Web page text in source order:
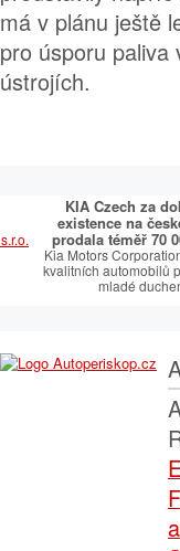
má v plánu ještě
pro úsporu
ústrojích.
KIA Czech za
existence na
prodala téměř 70
Kia Motors
kvalitních automobilů
mladé